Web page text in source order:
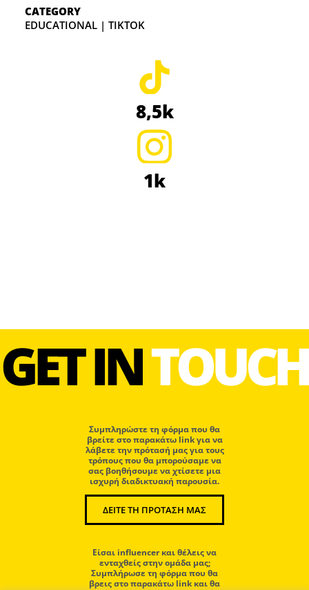
CATEGORY
EDUCATIONAL | TIKTOK
8,5k
1k
GET INTOUCH
Συμπληρώστε τη φόρμα που θα
βρείτε στο παρακάτω link για να
λάβετε την πρότασή μας για τους
τρόπους που θα μπορούσαμε να
σας βοηθήσουμε να χτίσετε μια
ισχυρή διαδικτυακή παρουσία.
ΔΕΙΤΕ ΤΗ ΠΡΟΤΑΣΗ ΜΑΣ
Eίσαι influencer και θέλεις να
ενταχθείς στην ομάδα μας;
Συμπλήρωσε τη φόρμα που θα
βρεις στο παρακάτω link και θα